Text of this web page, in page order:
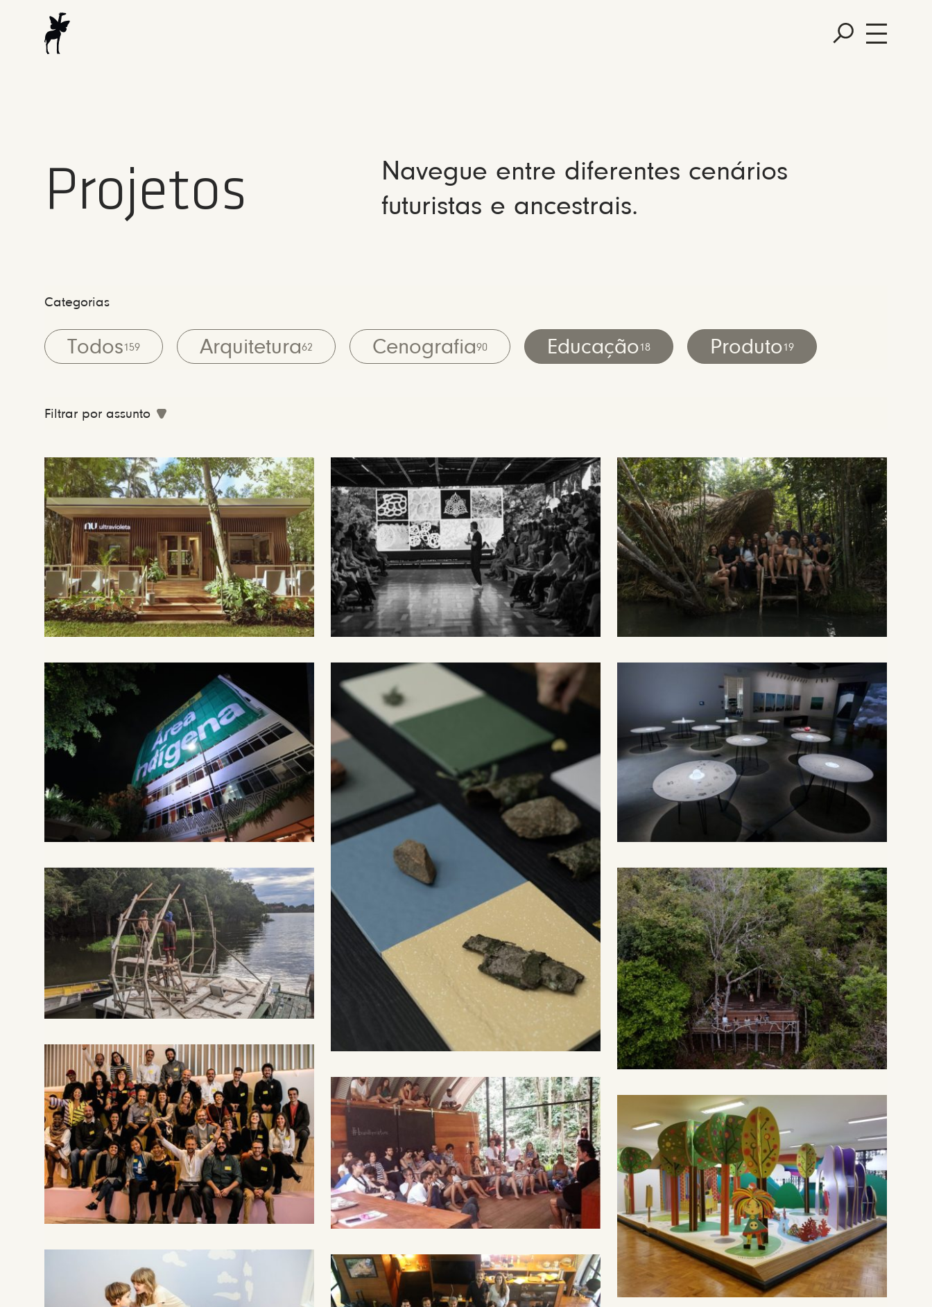
Projetos
Navegue entre diferentes cenários
futuristas e ancestrais.
Categorias
Todos159 Arquitetura62 Cenografia90 Educação18 Produto19
Filtrar por assunto